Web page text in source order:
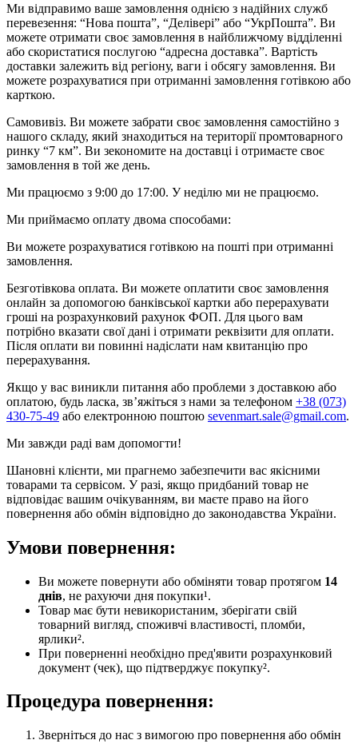
Ми відправимо ваше замовлення однією з надійних служб
перевезення: “Нова пошта”, “Делівері” або “УкрПошта”. Ви
можете отримати своє замовлення в найближчому відділенні
або скористатися послугою “адресна доставка”. Вартість
доставки залежить від регіону, ваги і обсягу замовлення. Ви
можете розрахуватися при отриманні замовлення готівкою або
карткою.
Самовивіз. Ви можете забрати своє замовлення самостійно з
нашого складу, який знаходиться на території промтоварного
ринку “7 км”. Ви зекономите на доставці і отримаєте своє
замовлення в той же день.
Ми працюємо з 9:00 до 17:00. У неділю ми не працюємо.
Ми приймаємо оплату двома способами:
Ви можете розрахуватися готівкою на пошті при отриманні
замовлення.
Безготівкова оплата. Ви можете оплатити своє замовлення
онлайн за допомогою банківської картки або перерахувати
гроші на розрахунковий рахунок ФОП. Для цього вам
потрібно вказати свої дані і отримати реквізити для оплати.
Після оплати ви повинні надіслати нам квитанцію про
перерахування.
Якщо у вас виникли питання або проблеми з доставкою або
оплатою, будь ласка, зв’яжіться з нами за телефоном +38 (073)
430-75-49 або електронною поштою sevenmart.sale@gmail.com.
Ми завжди раді вам допомогти!
Шановні клієнти, ми прагнемо забезпечити вас якісними
товарами та сервісом. У разі, якщо придбаний товар не
відповідає вашим очікуванням, ви маєте право на його
повернення або обмін відповідно до законодавства України.
Умови повернення:
Ви можете повернути або обміняти товар протягом 14
днів, не рахуючи дня покупки¹.
Товар має бути невикористаним, зберігати свій
товарний вигляд, споживчі властивості, пломби,
ярлики².
При поверненні необхідно пред'явити розрахунковий
документ (чек), що підтверджує покупку².
Процедура повернення:
Зверніться до нас з вимогою про повернення або обмін